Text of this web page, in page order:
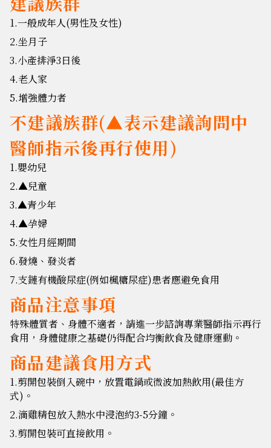
1.一般成年人(男性及女性)
2.坐月子
3.小產排淨3日後
4.老人家
5.增強體力者
不建議族群(▲表示建議詢問中
醫師指示後再行使用)
1.嬰幼兒
2.▲兒童
3.▲青少年
4.▲孕婦
5.女性月經期間
6.發燒、發炎者
7.支鏈有機酸尿症(例如楓糖尿症)患者應避免食用
商品注意事項
特殊體質者、身體不適者，請進一步諮詢專業醫師指示再行
食用，身體健康之基礎仍得配合均衡飲食及健康運動。
商品建議食用方式
1.剪開包裝倒入碗中，放置電鍋或微波加熱飲用(最佳方
式)。
2.滴雞精包放入熱水中浸泡約3-5分鐘。
3.剪開包裝可直接飲用。